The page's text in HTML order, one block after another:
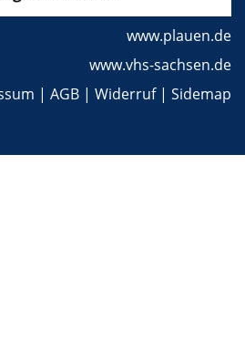
www.plauen.de
www.vhs-sachsen.de
| AGB | Widerruf| Sidemap